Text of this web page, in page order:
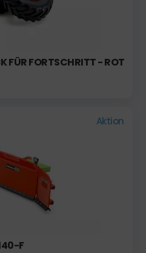
FÜR FORTSCHRITT - ROT
Aktion
F